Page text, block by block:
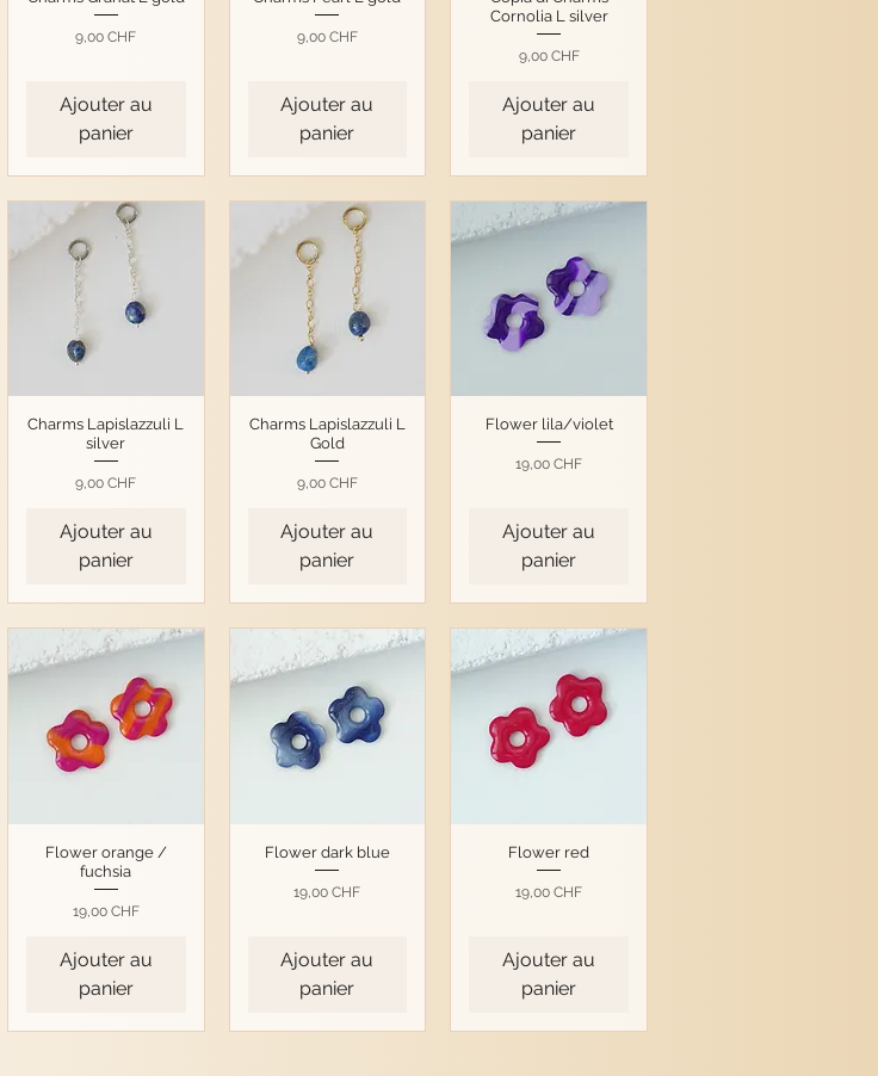
Prix
9,00 CHF
Ajouter au
panier
Prix
9,00 CHF
Ajouter au
panier
Cornolia L silver
Prix
9,00 CHF
Ajouter au
panier
Charms Lapislazzuli L
silver
Prix
9,00 CHF
Ajouter au
panier
Charms Lapislazzuli L
Gold
Prix
9,00 CHF
Ajouter au
panier
Flower lila/violet
Prix
19,00 CHF
Ajouter au
panier
Flower orange /
fuchsia
Prix
19,00 CHF
Ajouter au
panier
Flower dark blue
Prix
19,00 CHF
Ajouter au
panier
Flower red
Prix
19,00 CHF
Ajouter au
panier